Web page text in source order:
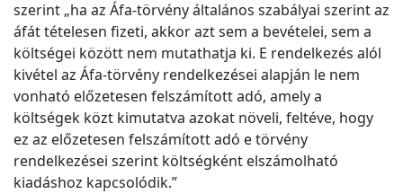
szerint „ha az Áfa-törvény általános szabályai szerint az
áfát tételesen fizeti, akkor azt sem a bevételei, sem a
költségei között nem mutathatja ki. E rendelkezés alól
kivétel az Áfa-törvény rendelkezései alapján le nem
vonható előzetesen felszámított adó, amely a
költségek közt kimutatva azokat növeli, feltéve, hogy
ez az előzetesen felszámított adó e törvény
rendelkezései szerint költségként elszámolható
kiadáshoz kapcsolódik.”